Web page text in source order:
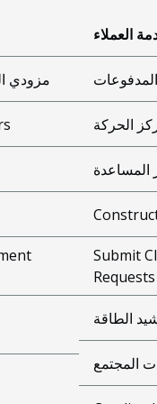
مزودي
العملاء
الحركة
المساعدة
Submit
Requests
الطاقة
المجتمع